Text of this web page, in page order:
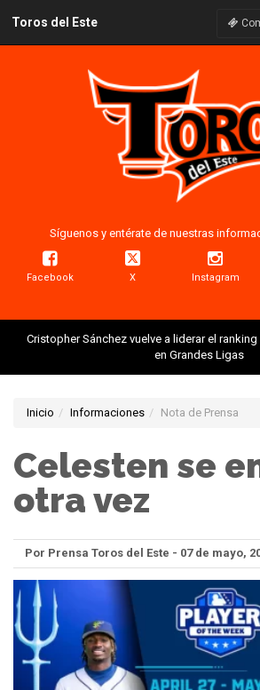
Toros del Este
Síguenos y entérate de nuestras
Facebook X Instagram
Cristopher Sánchez vuelve a liderar el
en Grandes Ligas
Inicio Informaciones Nota de Prensa
Celesten se
otra vez
Por Prensa Toros del Este - 07 de mayo,